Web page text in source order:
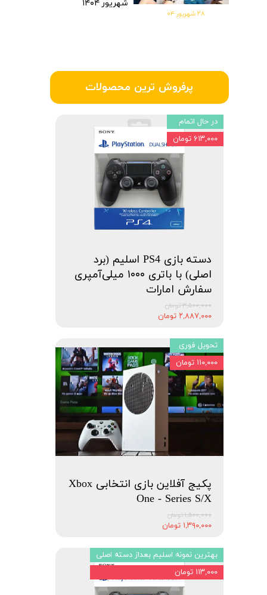
دسته بازی PS4 اسلیم (برد
اصلی) با باتری ۱۰۰۰ میلی‌آمپری
سفارش امارات
۳,۵۰۰,۰۰۰ تومان
۲,۸۸۷,۰۰۰ تومان
در حال اتمام
۶۱۳,۰۰۰ تومان
پکیج آفلاین بازی انتخابی Xbox
One - Series S/X
۱,۵۰۰,۰۰۰ تومان
۱,۳۹۰,۰۰۰ تومان
تحویل فوری
۱۱۰,۰۰۰ تومان
بهترین نمونه اسلیم بعداز دسته اصلی
۱۱۳,۰۰۰ تومان
پرفروش ترین محصولات
۲۸ شهریور ۰۴